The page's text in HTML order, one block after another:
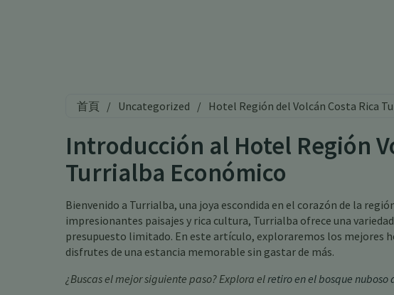
首頁 / Uncategorized / Hotel Región del Volcán Costa Rica
Introducción al Hotel Región
Turrialba Económico
Bienvenido a Turrialba, una joya escondida en el corazón de la
impresionantes paisajes y rica cultura, Turrialba ofrece una
presupuesto limitado. En este artículo, exploraremos los mejores
disfrutes de una estancia memorable sin gastar de más.
¿Buscas el mejor siguiente paso? Explora elretiro en el bosque nuboso